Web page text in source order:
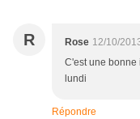
R Rose 12/10/
C'est une bonne
lundi
Répondre